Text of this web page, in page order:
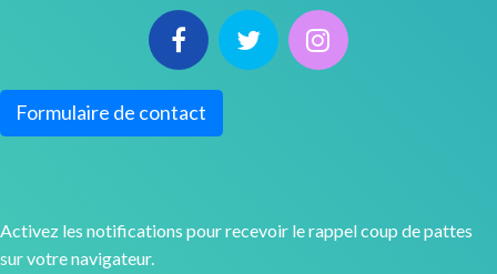
Formulaire de contact
Activez les notifications pour recevoir le rappel coup de pattes
sur votre navigateur.